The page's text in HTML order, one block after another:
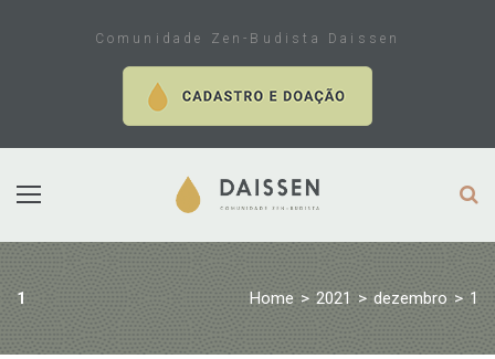
Comunidade Zen-Budista Daissen
1 Home > 2021 > dezembro > 1